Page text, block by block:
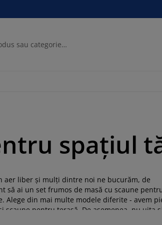
spațiul
aer liber și mulți dintre noi ne bucurăm, de
să ai un set frumos de masă cu scaune
din mai multe modele diferite - avem
pentru terasă. De asemenea, nu uita